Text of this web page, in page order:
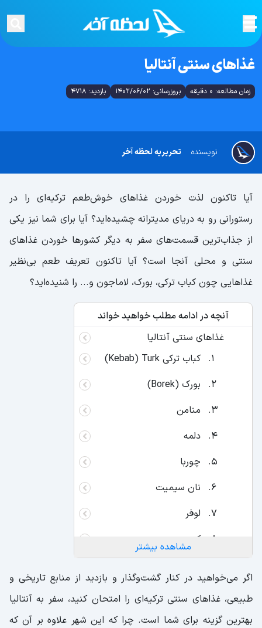
غذاهای سنتی آنتالیا
زمان مطالعه: 0 دقیقه بروزرسانی: 1402/06/02 بازدید: 4718
تحریریه لحظه آخر نویسنده
آیا تاکنون لذت خوردن غذاهای خوش‌طعم ترکیه‌ای را در
رستورانی رو به دریای مدیترانه چشیده‌اید؟ آیا برای شما نیز یکی
از جذاب‌ترین قسمت‌های سفر به دیگر کشورها خوردن غذاهای
سنتی و محلی آنجا است؟ آیا تاکنون تعریف طعم بی‌نظیر
غذاهایی چون کباب ترکی، بورک، لاماجون و... را شنیده‌اید؟
آنچه در ادامه مطلب خواهید خواند
غذاهای سنتی آنتالیا
کباب ترکی Kebab) Turk)
بورک (Borek)
منامن
دلمه
چوربا
نان سیمیت
لوفر
کومپیر
مشاهده بیشتر
اگر می‌خواهید در کنار گشت‌و‌گذار و بازدید از منابع تاریخی و
طبیعی، غذاهای سنتی ترکیه‌ای را امتحان کنید، سفر به آنتالیا
بهترین گزینه برای شما است. چرا که این شهر علاوه بر آن که